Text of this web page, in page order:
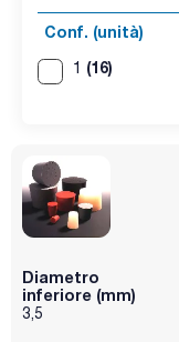
Conf. (unità)
1 (16)
Diametro
inferiore (mm)
3,5